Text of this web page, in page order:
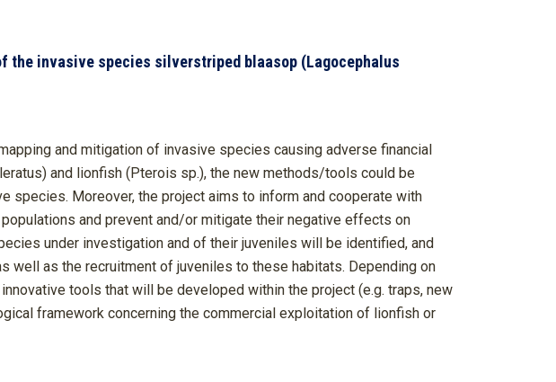
the invasive species silverstriped blaasop (Lagocephalus
and mitigation of invasive species causing adverse financial
and lionfish (Pterois sp.), the new methods/tools could be
species. Moreover, the project aims to inform and cooperate with
and prevent and/or mitigate their negative effects on
under investigation and of their juveniles will be identified, and
well as the recruitment of juveniles to these habitats. Depending on
tools that will be developed within the project (e.g. traps, new
framework concerning the commercial exploitation of lionfish or